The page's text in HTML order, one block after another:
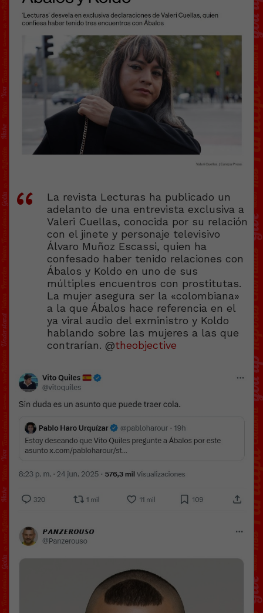
La revista Lecturas ha publicado un
adelanto de una entrevista exclusiva a
Valeri Cuellas, conocida por su relación
con el jinete y personaje televisivo
Álvaro Muñoz Escassi, quien ha
confesado haber tenido relaciones con
Ábalos y Koldo en uno de sus
múltiples encuentros con prostitutas.
La mujer asegura ser la «colombiana»
a la que Ábalos hace referencia en el
ya viral audio del exministro y Koldo
hablando sobre las mujeres a las que
contrarían. @theobjective